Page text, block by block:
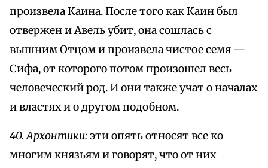
произвела Каина. После того как Каин был
отвержен и Авель убит, она сошлась с
вышним Отцом и произвела чистое семя —
Сифа, от которого потом произошел весь
человеческий род. И они также учат о началах
и властях и о другом подобном.
40. Архонтики:эти опять относят все ко
многим князьям и говорят, что от них